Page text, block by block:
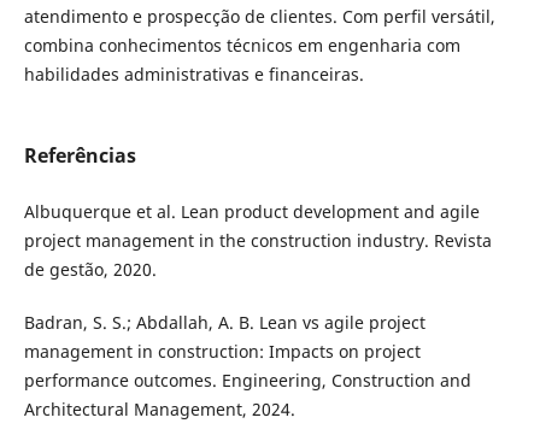
atendimento e prospecção de clientes. Com perfil versátil,
combina conhecimentos técnicos em engenharia com
habilidades administrativas e financeiras.
Referências
Albuquerque et al. Lean product development and agile
project management in the construction industry. Revista
de gestão, 2020.
Badran, S. S.; Abdallah, A. B. Lean vs agile project
management in construction: Impacts on project
performance outcomes. Engineering, Construction and
Architectural Management, 2024.